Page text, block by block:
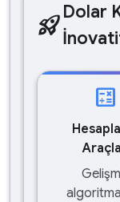
rocket_launchDolar
calculate